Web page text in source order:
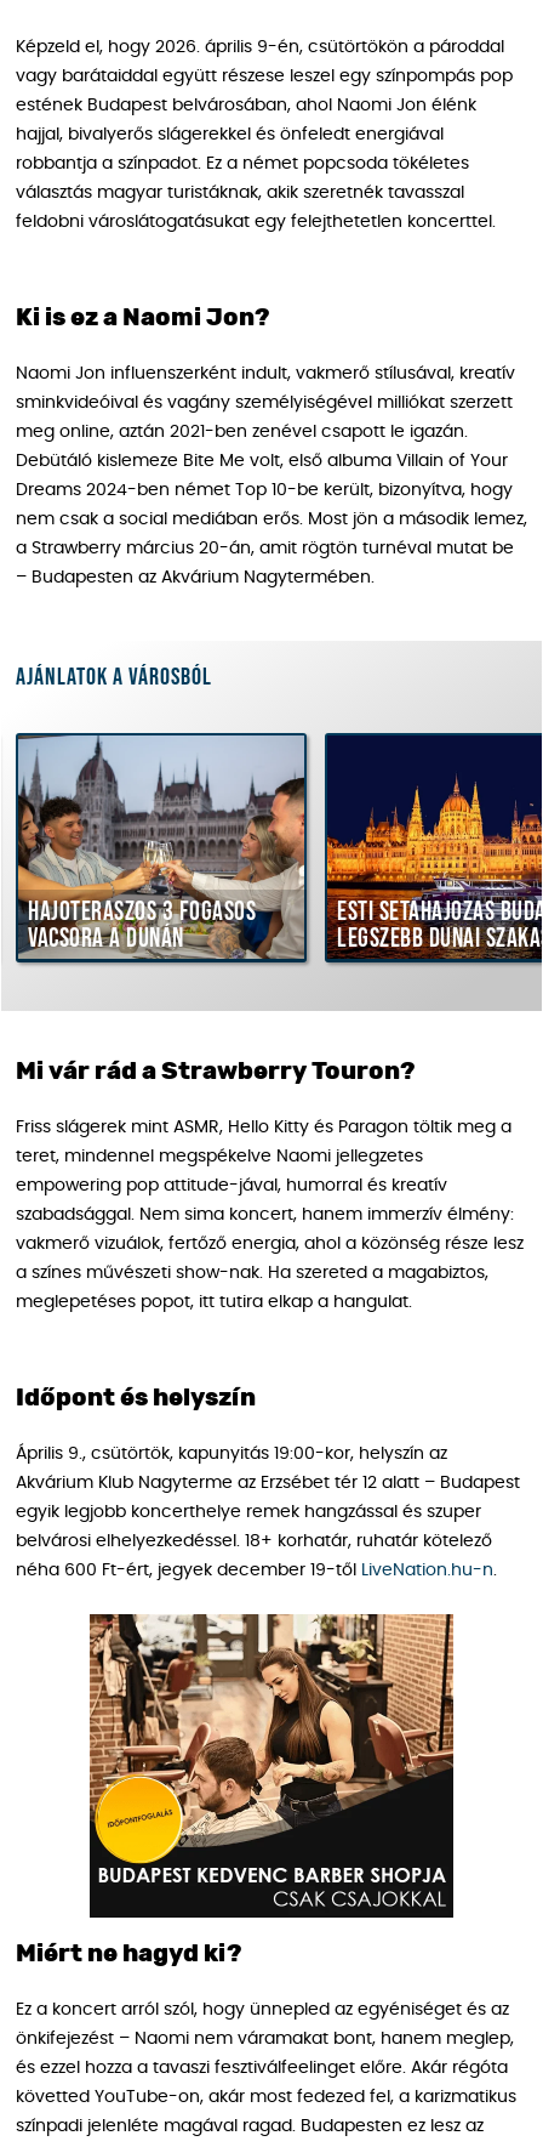
Képzeld el, hogy 2026. április 9-én, csütörtökön a pároddal
vagy barátaiddal együtt részese leszel egy színpompás pop
estének Budapest belvárosában, ahol Naomi Jon élénk
hajjal, bivalyerős slágerekkel és önfeledt energiával
robbantja a színpadot. Ez a német popcsoda tökéletes
választás magyar turistáknak, akik szeretnék tavasszal
feldobni városlátogatásukat egy felejthetetlen koncerttel.
Ki is ez a Naomi Jon?
Naomi Jon influenszerként indult, vakmerő stílusával, kreatív
sminkvideóival és vagány személyiségével milliókat szerzett
meg online, aztán 2021-ben zenével csapott le igazán.
Debütáló kislemeze Bite Me volt, első albuma Villain of Your
Dreams 2024-ben német Top 10-be került, bizonyítva, hogy
nem csak a social mediában erős. Most jön a második lemez,
a Strawberry március 20-án, amit rögtön turnéval mutat be
– Budapesten az Akvárium Nagytermében.
Ajánlatok a városból
Hajóteraszos 3 fogásos
vacsora a Dunán
Esti sétahajózás
legszebb dunai
Mi vár rád a Strawberry Touron?
Friss slágerek mint ASMR, Hello Kitty és Paragon töltik meg a
teret, mindennel megspékelve Naomi jellegzetes
empowering pop attitude-jával, humorral és kreatív
szabadsággal. Nem sima koncert, hanem immerzív élmény:
vakmerő vizuálok, fertőző energia, ahol a közönség része lesz
a színes művészeti show-nak. Ha szereted a magabiztos,
meglepetéses popot, itt tutira elkap a hangulat.
Időpont és helyszín
Április 9., csütörtök, kapunyitás 19:00-kor, helyszín az
Akvárium Klub Nagyterme az Erzsébet tér 12 alatt – Budapest
egyik legjobb koncerthelye remek hangzással és szuper
belvárosi elhelyezkedéssel. 18+ korhatár, ruhatár kötelező
néha 600 Ft-ért, jegyek december 19-től
LiveNation.hu-n.
Miért ne hagyd ki?
Ez a koncert arról szól, hogy ünnepled az egyéniséget és az
önkifejezést – Naomi nem váramakat bont, hanem meglep,
és ezzel hozza a tavaszi fesztiválfeelinget előre. Akár régóta
követted YouTube-on, akár most fedezed fel, a karizmatikus
színpadi jelenléte magával ragad. Budapesten ez lesz az